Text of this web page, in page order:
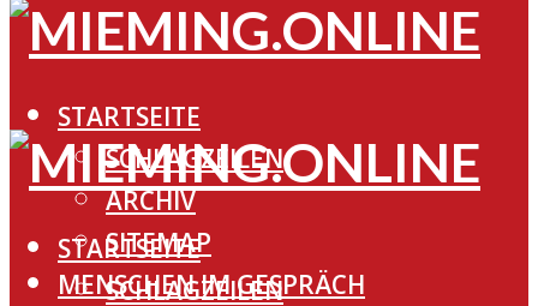
STARTSEITE
SCHLAGZEILEN
ARCHIV
SITEMAP
MENSCHEN IM GESPRÄCH
STARTSEITE
SCHLAGZEILEN